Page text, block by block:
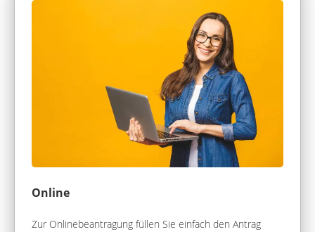
Online
Zur Onlinebeantragung füllen Sie einfach den Antrag